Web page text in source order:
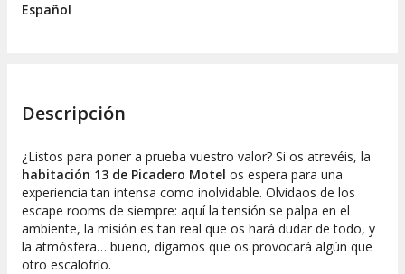
Español
Descripción
¿Listos para poner a prueba vuestro valor? Si os atrevéis, la
habitación 13 de Picadero Motel os espera para una
experiencia tan intensa como inolvidable. Olvidaos de los
escape rooms de siempre: aquí la tensión se palpa en el
ambiente, la misión es tan real que os hará dudar de todo, y
la atmósfera… bueno, digamos que os provocará algún que
otro escalofrío.